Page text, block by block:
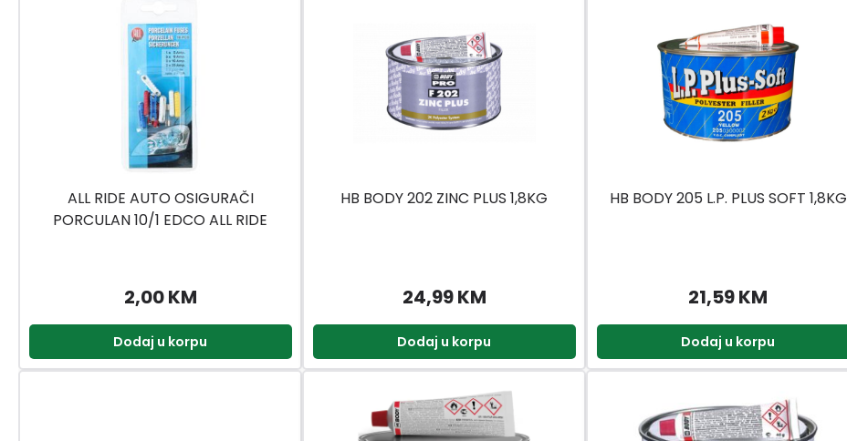
ALL RIDE AUTO OSIGURAČI
PORCULAN 10/1 EDCO ALL RIDE
2,00 KM
Dodaj u korpu
HB BODY 202 ZINC PLUS 1,8KG
24,99 KM
Dodaj u korpu
HB BODY 205 L.P. PLUS SOFT 1,8KG
21,59 KM
Dodaj u korpu